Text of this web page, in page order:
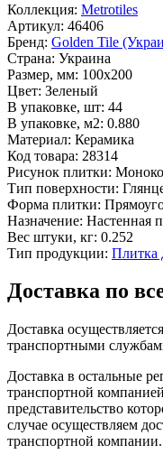
Коллекция: Metrotiles
Артикул: 46406
Бренд: Golden Tile
Страна: Украина
Размер, мм: 100x200
Цвет: Зеленый
В упаковке, шт: 44
В упаковке, м2: 0.880
Материал: Керамика
Код товара: 28314
Рисунок плитки:
Тип поверхности:
Форма плитки:
Назначение: Настенная
Вес штуки, кг: 0.252
Тип продукции: Плитка
Доставка по
Доставка
транспортными
Доставка в остальные
транспортной
представительство
случае осуществляем
транспортной компании.